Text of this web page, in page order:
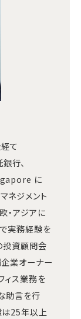
て
行、
に
ネジメント
・アジアに
実務経験を
投資顧問会
業オーナー
ィス業務を
助言を行
は25年以上